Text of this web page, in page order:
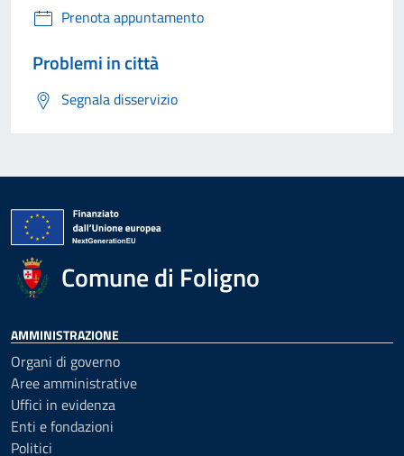
Prenota appuntamento
Problemi in città
Segnala disservizio
Comune di Foligno
AMMINISTRAZIONE
Organi di governo
Aree amministrative
Uffici in evidenza
Enti e fondazioni
Politici